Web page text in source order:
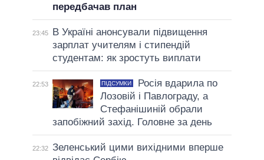
передбачав план
23:45
В Україні анонсували підвищення
зарплат учителям і стипендій
студентам: як зростуть виплати
22:53 ПІДСУМКИ
Росія вдарила по
Лозовій і Павлограду, а
Стефанішиній обрали
запобіжний захід. Головне за день
22:32 Зеленський цими вихідними вперше